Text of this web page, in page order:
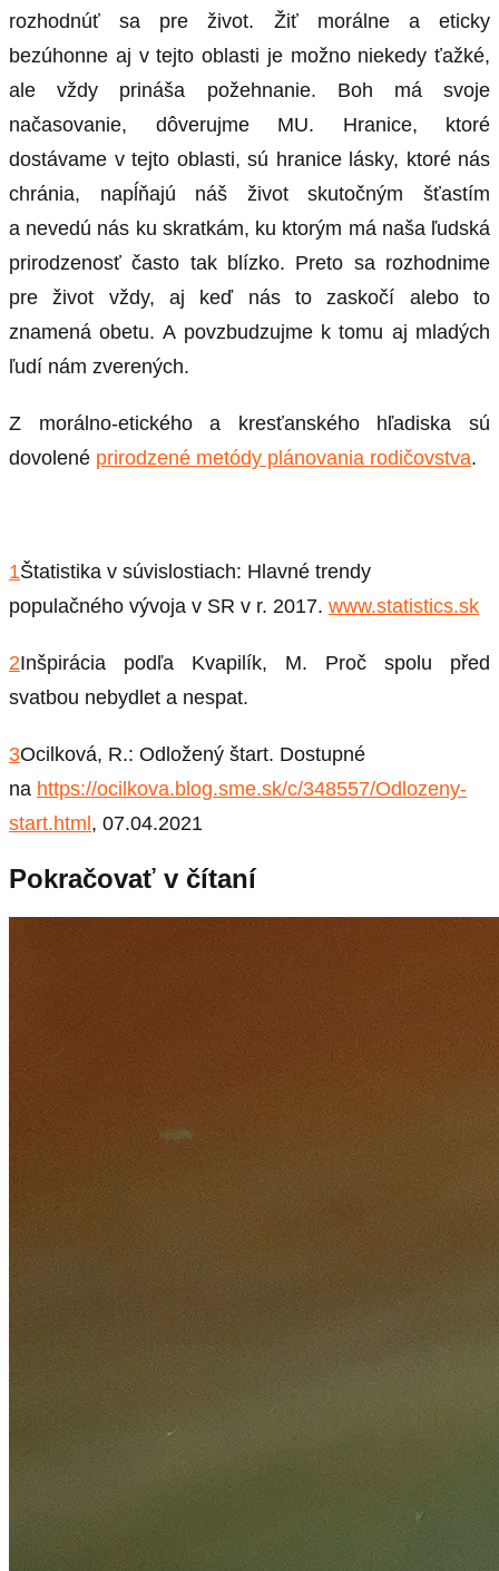
rozhodnúť sa pre život. Žiť morálne a eticky
bezúhonne aj v tejto oblasti je možno niekedy ťažké,
ale vždy prináša požehnanie. Boh má svoje
načasovanie, dôverujme MU. Hranice, ktoré
dostávame v tejto oblasti, sú hranice lásky, ktoré nás
chránia, napĺňajú náš život skutočným šťastím
a nevedú nás ku skratkám, ku ktorým má naša ľudská
prirodzenosť často tak blízko. Preto sa rozhodnime
pre život vždy, aj keď nás to zaskočí alebo to
znamená obetu. A povzbudzujme k tomu aj mladých
ľudí nám zverených.
Z morálno-etického a kresťanského hľadiska sú
dovolené prirodzené metódy plánovania rodičovstva.
1Štatistika v súvislostiach: Hlavné trendy
populačného vývoja v SR v r. 2017. www.statistics.sk
2Inšpirácia podľa Kvapilík, M. Proč spolu před
svatbou nebydlet a nespat.
3Ocilková, R.: Odložený štart. Dostupné
na https://ocilkova.blog.sme.sk/c/348557/Odlozeny-
start.html, 07.04.2021
Pokračovať v čítaní